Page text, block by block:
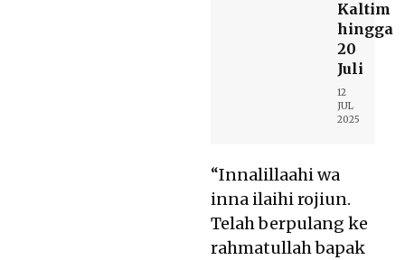
Kaltim
hingga
20
Juli
12
JUL
2025
“Innalillaahi wa
inna ilaihi rojiun.
Telah berpulang ke
rahmatullah bapak